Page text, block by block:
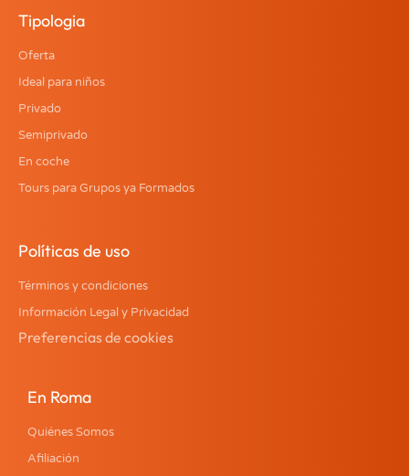
Tipologia
Oferta
Ideal para niños
Privado
Semiprivado
En coche
Tours para Grupos ya Formados
Políticas de uso
Términos y condiciones
Información Legal y Privacidad
Preferencias de cookies
En Roma
Quiénes Somos
Afiliación